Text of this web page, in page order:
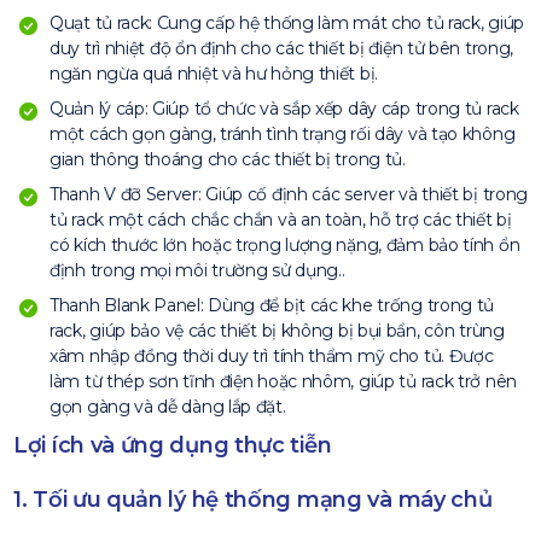
Quạt tủ rack: Cung cấp hệ thống làm mát cho tủ rack, giúp
duy trì nhiệt độ ổn định cho các thiết bị điện tử bên trong,
ngăn ngừa quá nhiệt và hư hỏng thiết bị.
Quản lý cáp: Giúp tổ chức và sắp xếp dây cáp trong tủ rack
một cách gọn gàng, tránh tình trạng rối dây và tạo không
gian thông thoáng cho các thiết bị trong tủ.
Thanh V đỡ Server: Giúp cố định các server và thiết bị trong
tủ rack một cách chắc chắn và an toàn, hỗ trợ các thiết bị
có kích thước lớn hoặc trọng lượng nặng, đảm bảo tính ổn
định trong mọi môi trường sử dụng..
Thanh Blank Panel: Dùng để bịt các khe trống trong tủ
rack, giúp bảo vệ các thiết bị không bị bụi bẩn, côn trùng
xâm nhập đồng thời duy trì tính thẩm mỹ cho tủ. Được
làm từ thép sơn tĩnh điện hoặc nhôm, giúp tủ rack trở nên
gọn gàng và dễ dàng lắp đặt.
Lợi ích và ứng dụng thực tiễn
1. Tối ưu quản lý hệ thống mạng và máy chủ